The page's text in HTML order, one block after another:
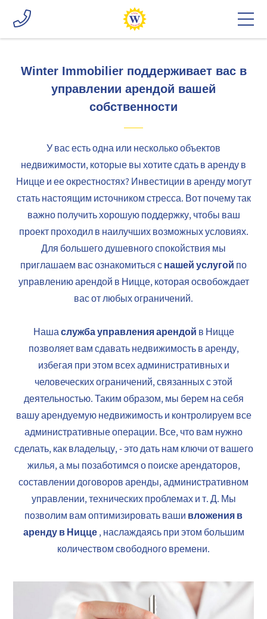
Winter Immobilier поддерживает вас в
управлении арендой вашей
собственности
У вас есть одна или несколько объектов
недвижимости, которые вы хотите сдать в аренду в
Ницце и ее окрестностях? Инвестиции в аренду могут
стать настоящим источником стресса. Вот почему так
важно получить хорошую поддержку, чтобы ваш
проект проходил в наилучших возможных условиях.
Для большего душевного спокойствия мы
приглашаем вас ознакомиться с нашей услугой по
управлению арендой в Ницце, которая освобождает
вас от любых ограничений.
Нашаслужба управления арендой в Ницце
позволяет вам сдавать недвижимость в аренду,
избегая при этом всех административных и
человеческих ограничений, связанных с этой
деятельностью. Таким образом, мы берем на себя
вашу арендуемую недвижимость и контролируем все
административные операции. Все, что вам нужно
сделать, как владельцу, - это дать нам ключи от вашего
жилья, а мы позаботимся о поиске арендаторов,
составлении договоров аренды, административном
управлении, технических проблемах и т. Д. Мы
позволим вам оптимизировать ваши вложения в
аренду в Ницце, наслаждаясь при этом большим
количеством свободного времени.